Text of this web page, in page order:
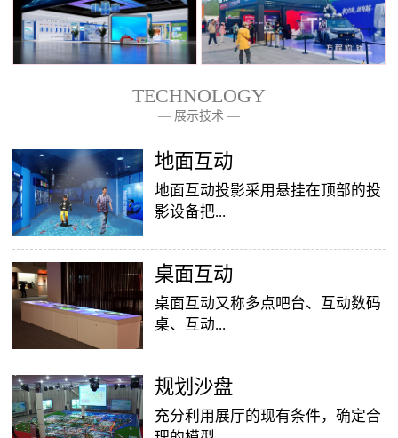
TECHNOLOGY
— 展示技术 —
地面互动
地面互动投影采用悬挂在顶部的投
影设备把...
影像效果投射到地面，当参访着走
至投影区域时，通过系统识别，参
访者可以直接使用双脚或动作与投
效果就会随着你的脚步产生相应的
变幻。地面互动投影系统是集虚拟
互动投影项目，包括水波纹、翻
桌面互动
桌面互动又称多点吧台、互动数码
桌、互动...
投影桌面，让普通的吧台（桌面）
变成一个多媒体互动娱乐游戏消费
平台，图文并茂，形式新颖，令桌
​规划沙盘
充分利用展厅的现有条件，确定合